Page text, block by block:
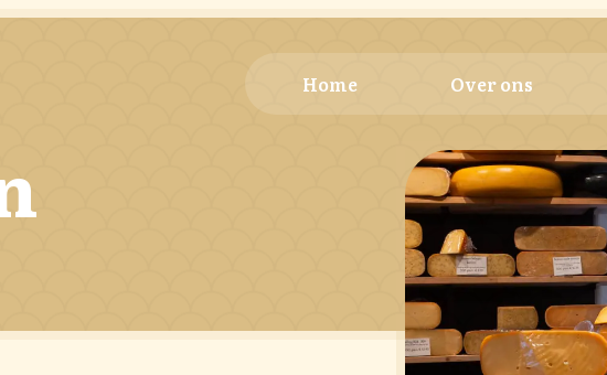
Home Over ons